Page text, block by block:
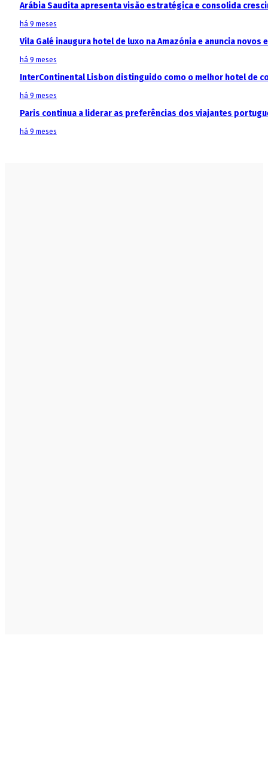
Arábia Saudita apresenta visão estratégica e consolida
há 9 meses
Vila Galé inaugura hotel de luxo na Amazónia e anuncia
há 9 meses
InterContinental Lisbon distinguido como o melhor hotel de
há 9 meses
Paris continua a liderar as preferências dos viajantes
há 9 meses